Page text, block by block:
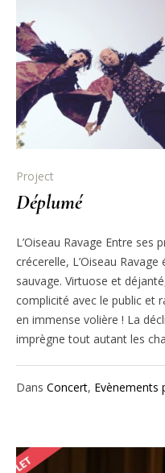
Project
Déplumé
L’Oiseau Ravage Entre ses
crécerelle, L’Oiseau
sauvage. Virtuose et
complicité avec le public et
en immense volière ! La
imprègne tout autant les
Dans Concert, Evènements